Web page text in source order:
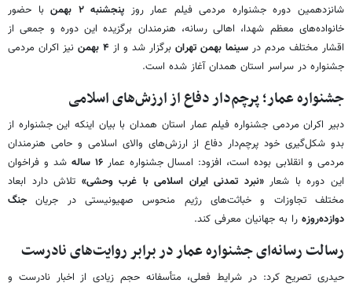
شانزدهمین دوره جشنواره مردمی فیلم عمار روز پنجشنبه ۲ بهمن
با حضور
خانواده‌های معظم شهدا، اهالی رسانه، هنرمندان برگزیده این دوره و جمعی از
اقشار مختلف مردم در سینما بهمن تهران برگزار شد و از ۴ بهمن
نیز اکران مردمی
جشنواره در سراسر استان همدان آغاز شده است.
جشنواره عمار؛ پرچم‌دار دفاع از ارزش‌های اسلامی
دبیر اکران مردمی جشنواره فیلم عمار استان همدان با بیان اینکه این جشنواره از
بدو شکل‌گیری خود پرچم‌دار دفاع از ارزش‌های والای اسلامی و حامی هنرمندان
مردمی و انقلابی بوده است، افزود: امسال جشنواره عمار۱۶ ساله
شد و فراخوان
این دوره با شعار«نبرد تمدنی ایران اسلامی با غرب وحشی» تلاش دارد ابعاد
مختلف تجاوزات و خباثت‌های رژیم منحوس صهیونیستی در جریانجنگ
دوازده‌روزه را به جهانیان معرفی کند.
رسالت رسانه‌ای جشنواره عمار در برابر روایت‌های نادرست
حیدری تصریح کرد: در شرایط فعلی، متأسفانه حجم زیادی از اخبار نادرست و